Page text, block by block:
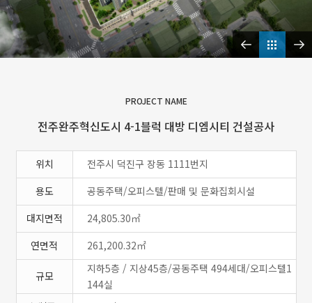
PROJECT NAME
전주완주혁신도시 4-1블럭 대방 디엠시티 건설공사
위치
전주시 덕진구 장동 1111번지
용도
공동주택/오피스텔/판매 및 문화집회시설
대지면적
24,805.30㎡
연면적
261,200.32㎡
규모
지하5층 / 지상45층/공동주택 494세대/오피스텔1
144실